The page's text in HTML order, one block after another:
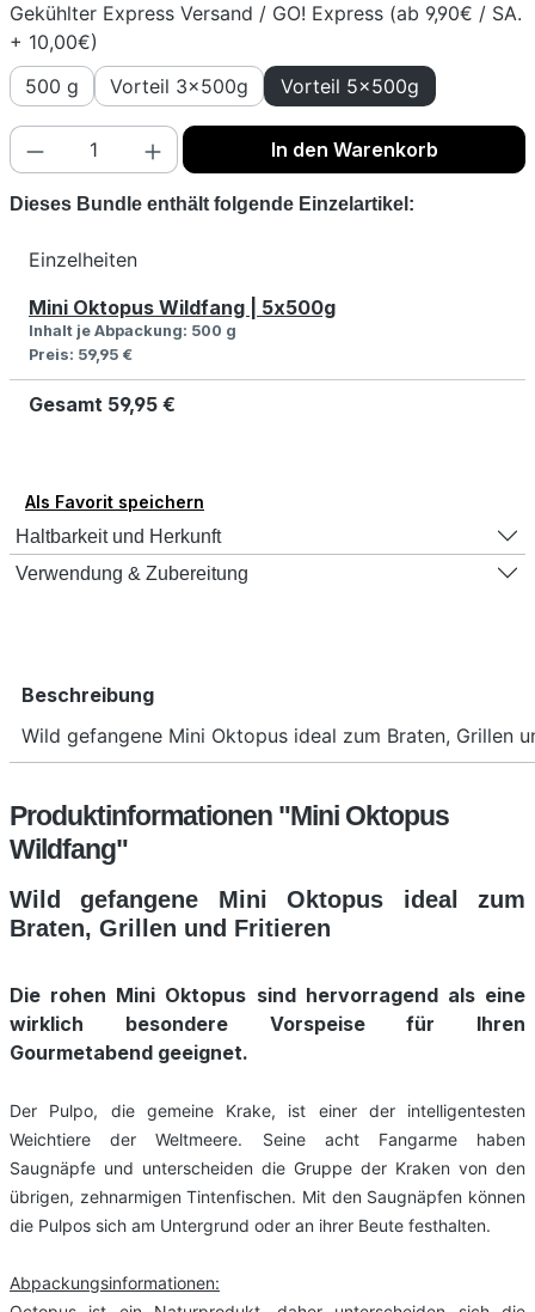
Gekühlter Express Versand / GO! Express (ab 9,90€ / SA.
+ 10,00€)
500 g
Vorteil 3x500g Vorteil 5x500g
Produkt Anzahl: Gib den gewünschten
In den Warenkorb
Dieses Bundle enthält folgende Einzelartikel:
Einzelheiten
Mini Oktopus Wildfang | 5x500g
Inhalt je Abpackung: 500 g
Preis: 59,95 €
Gesamt 59,95 €
Als Favorit speichern
Haltbarkeit und Herkunft
Verwendung & Zubereitung
Beschreibung
Wild gefangene Mini Oktopus ideal zum Braten,
Produktinformationen "Mini Oktopus
Wildfang"
Wild gefangene Mini Oktopus ideal zum
Braten, Grillen und Fritieren
Die rohen Mini Oktopus sind hervorragend als eine
wirklich besondere Vorspeise für Ihren
Gourmetabend geeignet.
Der Pulpo, die gemeine Krake, ist einer der intelligentesten
Weichtiere der Weltmeere. Seine acht Fangarme haben
Saugnäpfe und unterscheiden die Gruppe der Kraken von den
übrigen, zehnarmigen Tintenfischen. Mit den Saugnäpfen können
die Pulpos sich am Untergrund oder an ihrer Beute festhalten.
Abpackungsinformationen: